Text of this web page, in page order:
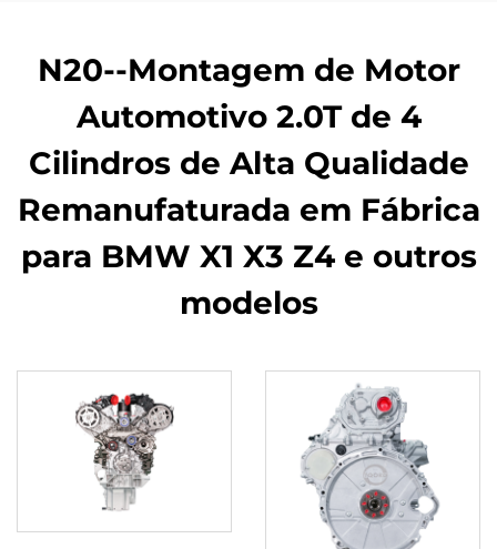
N20--Montagem de Motor
Automotivo 2.0T de 4
Cilindros de Alta Qualidade
Remanufaturada em Fábrica
para BMW X1 X3 Z4 e outros
modelos